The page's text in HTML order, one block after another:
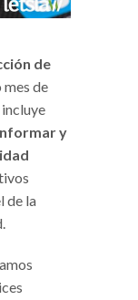
de
de
y
de la